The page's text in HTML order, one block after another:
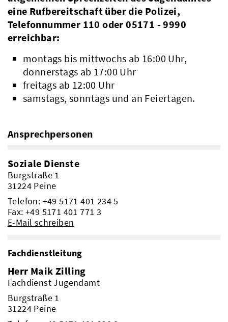
Verwaltung
eine Rufbereitschaft über die Polizei,
Telefonnummer 110 oder 05171 - 9990
erreichbar:
montags bis mittwochs ab 16:00 Uhr,
donnerstags ab 17:00 Uhr
freitags ab 12:00 Uhr
samstags, sonntags und an Feiertagen.
Ansprechpersonen
Soziale Dienste
Burgstraße 1
31224 Peine
Telefon: +49 5171 401 234 5
Fax: +49 5171 401 771 3
E-Mail schreiben
Fachdienstleitung
Herr Maik Zilling
Fachdienst Jugendamt
Burgstraße 1
31224 Peine